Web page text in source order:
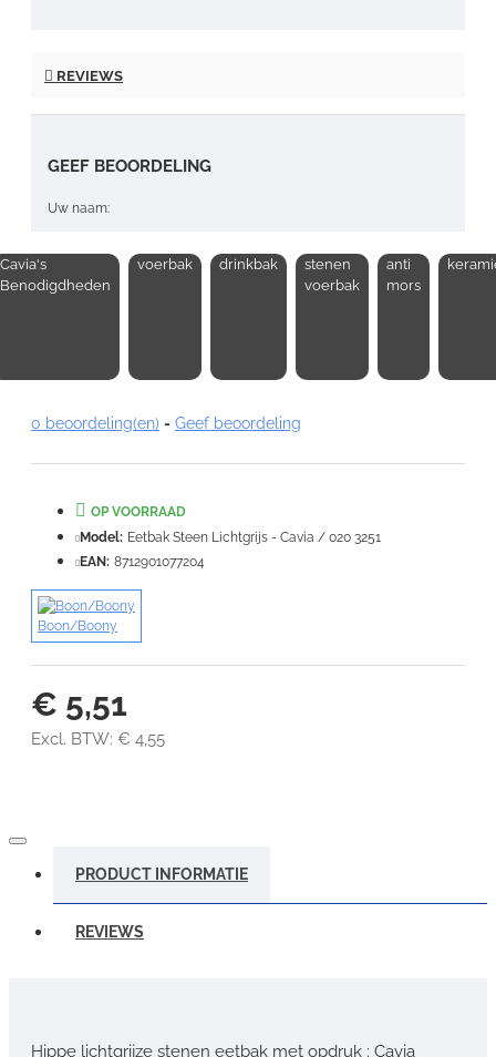
REVIEWS
GEEF BEOORDELING
Uw naam:
Note:HTML-code wordt niet vertaald!
VERDER
Cavia's
Benodigdheden
voerbak drinkbak
stenen
voerbak
anti
mors
0 beoordeling(en) - Geef beoordeling
€ 5,51
Excl. BTW: € 4,55
OP VOORRAAD
Model: Eetbak Steen Lichtgrijs - Cavia / 020 3251
EAN: 8712901077204
Boon/Boony
PRODUCT INFORMATIE
REVIEWS
Hippe lichtgrijze stenen eetbak met opdruk : Cavia